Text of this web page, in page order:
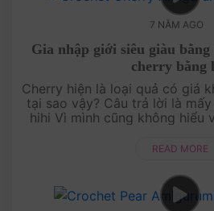
7 NĂM AGO
Gia nhập giới siêu giàu bằng
cherry bằng
Cherry hiện là loại quả có giá
tại sao vậy? Câu trả lời là
hihi Vì mình cũng không hiểu
READ MORE